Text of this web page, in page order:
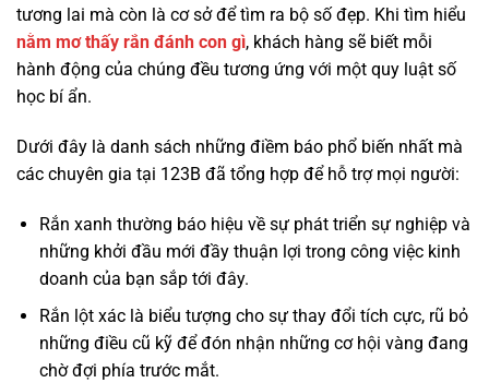
tương lai mà còn là cơ sở để tìm ra bộ số đẹp. Khi tìm hiểu
nằm mơ thấy rắn đánh con gì, khách hàng sẽ biết mỗi
hành động của chúng đều tương ứng với một quy luật số
học bí ẩn.
Dưới đây là danh sách những điềm báo phổ biến nhất mà
các chuyên gia tại 123B đã tổng hợp để hỗ trợ mọi người:
Rắn xanh thường báo hiệu về sự phát triển sự nghiệp và
những khởi đầu mới đầy thuận lợi trong công việc kinh
doanh của bạn sắp tới đây.
Rắn lột xác là biểu tượng cho sự thay đổi tích cực, rũ bỏ
những điều cũ kỹ để đón nhận những cơ hội vàng đang
chờ đợi phía trước mắt.